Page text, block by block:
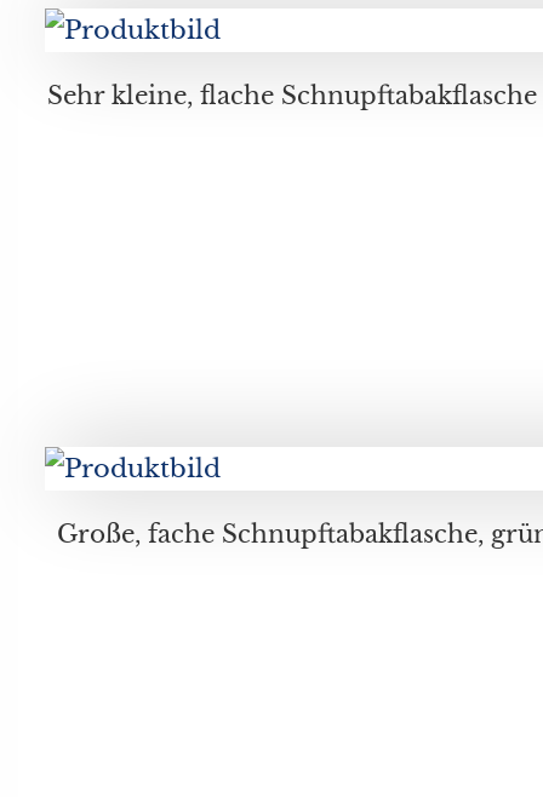
Sehr kleine, flache Schnupftabakflasche mit Glasstöpsel, mit filigranem Fadendekor mit blauen, weißen und gelben Fäden, Durchmesser ca. 3 cm, Höhe ca. 5,
Große, fache Schnupftabakflasche, grüner Überfang, mit Medaillons "Darstellung von Schäferszenen" auf goldenem Fond graviert, unleserlich signiert, mit